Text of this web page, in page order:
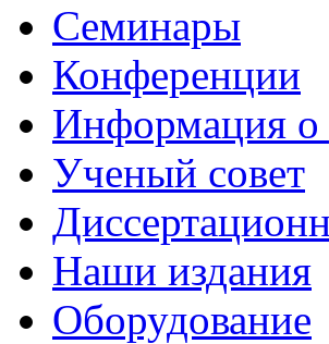
Семинары
Конференции
Информация
Ученый совет
Наши издания
Оборудование